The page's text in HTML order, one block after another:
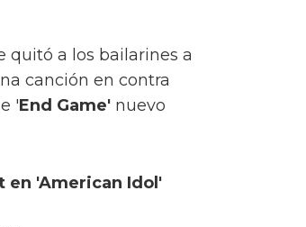
quitó a los bailarines a
canción en contra
'End Game' nuevo
en 'American Idol'